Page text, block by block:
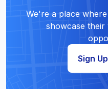
We're a place
showcase
Sign